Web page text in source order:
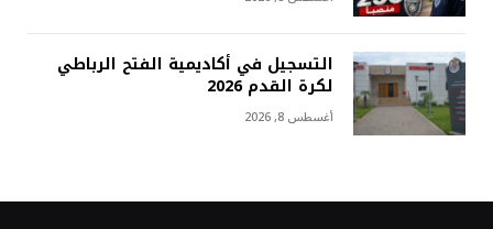
التسجيل في أكاديمية الفتح الرباطي
لكرة القدم 2026
أغسطس 8, 2026